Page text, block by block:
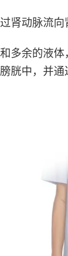
肾动脉流
多余的液
胱中，并